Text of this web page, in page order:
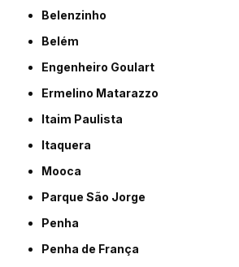
Belenzinho
Belém
Engenheiro Goulart
Ermelino Matarazzo
Itaim Paulista
Itaquera
Mooca
Parque São Jorge
Penha
Penha de França